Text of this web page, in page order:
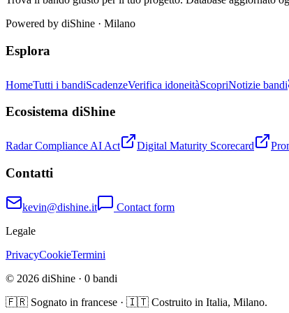
Powered by diShine · Milano
Esplora
HomeTutti i bandiScadenzeVerifica idoneitàScopriNotizie bandi
Ecosistema diShine
Radar Compliance AI Act Digital Maturity Scorecard
Contatti
kevin@dishine.it
Contact form
Legale
PrivacyCookieTermini
© 2026 diShine · 0 bandi
🇫🇷 Sognato in francese · 🇮🇹 Costruito in Italia, Milano.